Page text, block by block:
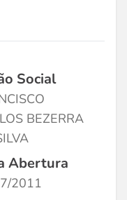
Social
BEZERRA
Abertura
2011